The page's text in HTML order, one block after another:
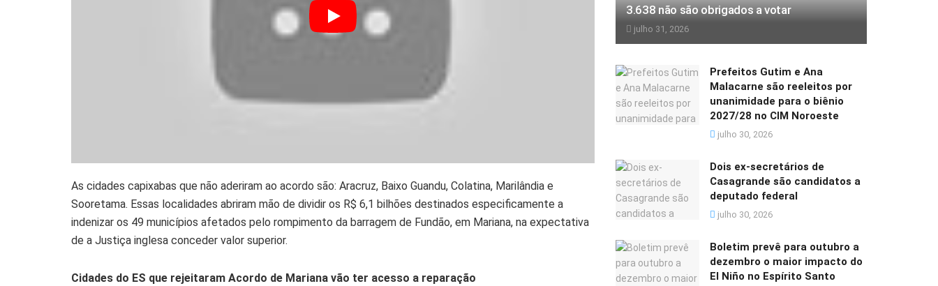
As cidades capixabas que não aderiram ao acordo são: Aracruz, Baixo Guandu, Colatina, Marilândia e
Sooretama. Essas localidades abriram mão de dividir os R$ 6,1 bilhões destinados especificamente a
indenizar os 49 municípios afetados pelo rompimento da barragem de Fundão, em Mariana, na expectativa
de a Justiça inglesa conceder valor superior.
Cidades do ES que rejeitaram Acordo de Mariana vão ter acesso a reparação
3.638 não são obrigados a votar
julho 31, 2026
Prefeitos Gutim e Ana
Malacarne são reeleitos por
unanimidade para o biênio
2027/28 no CIM Noroeste
julho 30, 2026
Dois ex-secretários de
Casagrande são candidatos a
deputado federal
julho 30, 2026
Boletim prevê para outubro a
dezembro o maior impacto do
El Niño no Espírito Santo